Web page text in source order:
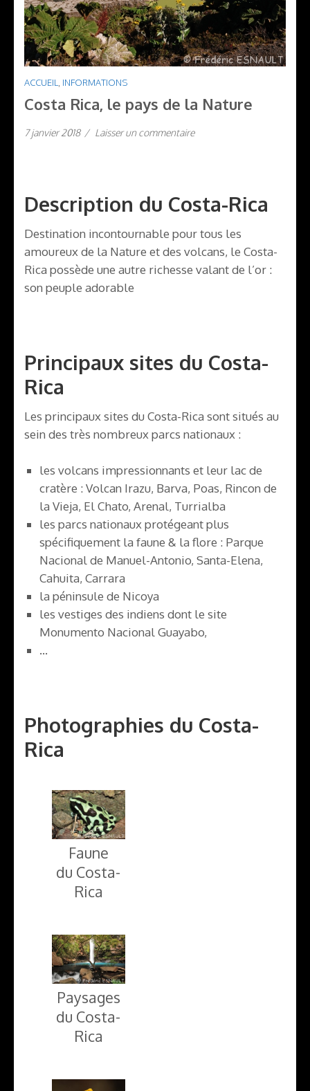
ACCUEIL, INFORMATIONS
Costa Rica, le pays de la Nature
7 janvier 2018 / Laisser un commentaire
Description du Costa-Rica
Destination incontournable pour tous les
amoureux de la Nature et des volcans, le Costa-
Rica possède une autre richesse valant de l’or :
son peuple adorable
Principaux sites du Costa-
Rica
Les principaux sites du Costa-Rica sont situés au
sein des très nombreux parcs nationaux :
les volcans impressionnants et leur lac de
cratère : Volcan Irazu, Barva, Poas, Rincon de
la Vieja, El Chato, Arenal, Turrialba
les parcs nationaux protégeant plus
spécifiquement la faune & la flore : Parque
Nacional de Manuel-Antonio, Santa-Elena,
Cahuita, Carrara
la péninsule de Nicoya
les vestiges des indiens dont le site
Monumento Nacional Guayabo,
…
Photographies du Costa-
Rica
Faune
du Costa-
Rica
Paysages
du Costa-
Rica